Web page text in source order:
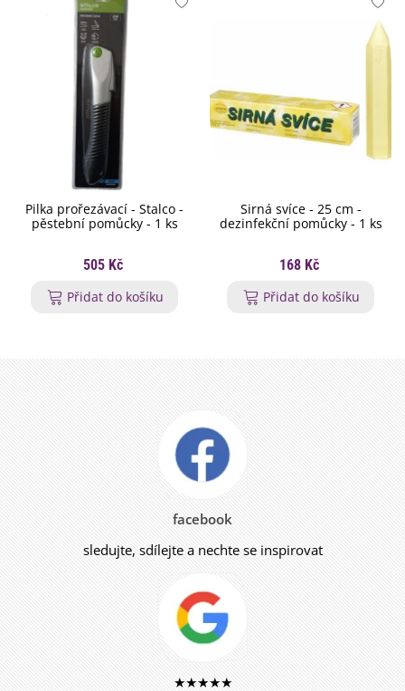
Pilka prořezávací - Stalco -
pěstební pomůcky - 1 ks
505 Kč
Přidat do košíku
Sirná svíce - 25 cm -
dezinfekční pomůcky - 1 ks
168 Kč
Přidat do košíku
facebook
sledujte, sdílejte a nechte se inspirovat
★★★★★